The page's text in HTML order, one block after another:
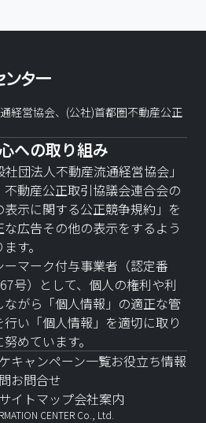
経営協会、(公社)首都圏不動産公正
への取り組み
社団法人不動産流通経営協会」
不動産公正取引協議会連合会の
表示に関する公正競争規約」を
な広告その他の表示をするよう
す。
ーマーク付与事業者（認定番
号）として、個人の権利や利
ながら「個人情報」の適正な管
い「個人情報」を適切に取り
めています。
キャンペーン一覧お役立ち情報
お問合せ
サイトマップ会社案内
CENTER Co., Ltd.